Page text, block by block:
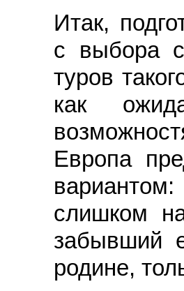
Итак,
с выбора
туров
как
Европа
слишком
забывший
родине,